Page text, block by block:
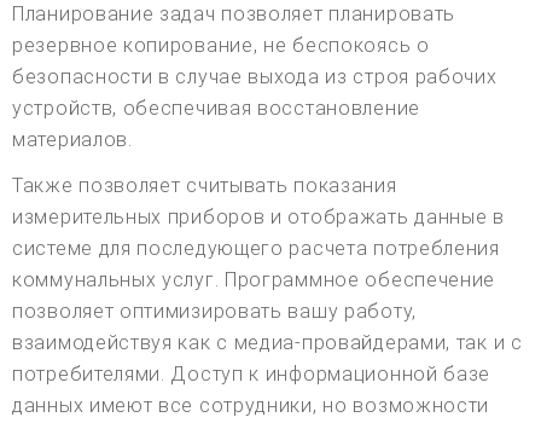
Планирование задач позволяет планировать
резервное копирование, не беспокоясь о
безопасности в случае выхода из строя рабочих
устройств, обеспечивая восстановление
материалов.
Также позволяет считывать показания
измерительных приборов и отображать данные в
системе для последующего расчета потребления
коммунальных услуг. Программное обеспечение
позволяет оптимизировать вашу работу,
взаимодействуя как с медиа-провайдерами, так и с
потребителями. Доступ к информационной базе
данных имеют все сотрудники, но возможности